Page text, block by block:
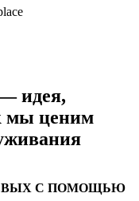
идея,
мы ценим
С ПОМОЩЬЮ